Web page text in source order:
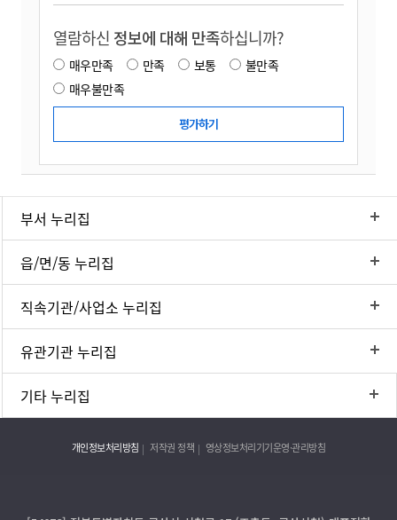
열람하신 정보에 대해 만족하십니까?
매우만족 만족 보통
불만족
매우불만족
부서 누리집
읍/면/동 누리집
직속기관/사업소 누리집
유관기관 누리집
기타 누리집
개인정보처리방침 저작권 정책 영상정보처리기기운영·관리방침